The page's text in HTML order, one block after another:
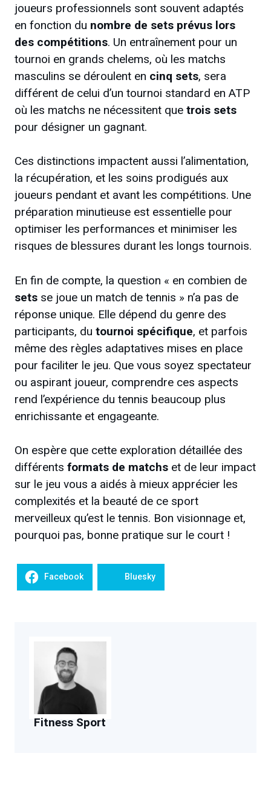
joueurs professionnels sont souvent adaptés
en fonction du nombre de sets prévus lors
des compétitions. Un entraînement pour un
tournoi en grands chelems, où les matchs
masculins se déroulent en cinq sets, sera
différent de celui d’un tournoi standard en ATP
où les matchs ne nécessitent que trois sets
pour désigner un gagnant.
Ces distinctions impactent aussi l’alimentation,
la récupération, et les soins prodigués aux
joueurs pendant et avant les compétitions. Une
préparation minutieuse est essentielle pour
optimiser les performances et minimiser les
risques de blessures durant les longs tournois.
En fin de compte, la question « en combien de
sets se joue un match de tennis » n’a pas de
réponse unique. Elle dépend du genre des
participants, du tournoi spécifique, et parfois
même des règles adaptatives mises en place
pour faciliter le jeu. Que vous soyez spectateur
ou aspirant joueur, comprendre ces aspects
rend l’expérience du tennis beaucoup plus
enrichissante et engageante.
On espère que cette exploration détaillée des
différents formats de matchs et de leur impact
sur le jeu vous a aidés à mieux apprécier les
complexités et la beauté de ce sport
merveilleux qu’est le tennis. Bon visionnage et,
pourquoi pas, bonne pratique sur le court !
Facebook Bluesky
Fitness Sport